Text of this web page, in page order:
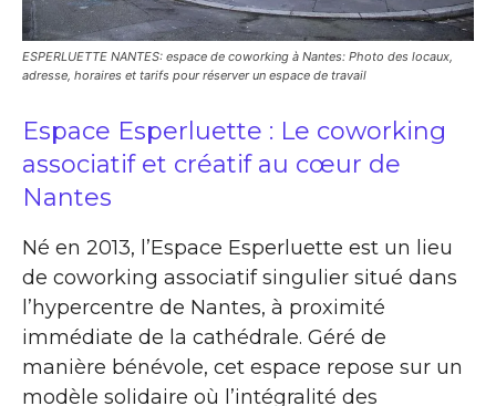
ESPERLUETTE NANTES: espace de coworking à Nantes: Photo des locaux,
adresse, horaires et tarifs pour réserver un espace de travail
Espace Esperluette : Le coworking
associatif et créatif au cœur de
Nantes
Né en 2013, l’Espace Esperluette est un lieu
de coworking associatif singulier situé dans
l’hypercentre de Nantes, à proximité
immédiate de la cathédrale. Géré de
manière bénévole, cet espace repose sur un
modèle solidaire où l’intégralité des